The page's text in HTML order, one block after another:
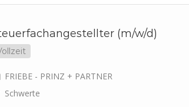
(m/w/d)
FRIEBE - PRINZ + PARTNER
Schwerte